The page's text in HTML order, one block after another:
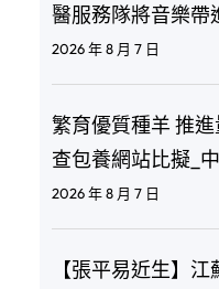
醫服務隊將音樂帶
2026 年 8 月 7 日
繁育優質種羊 推進
查包養網站比擬_
2026 年 8 月 7 日
【張平易近生】